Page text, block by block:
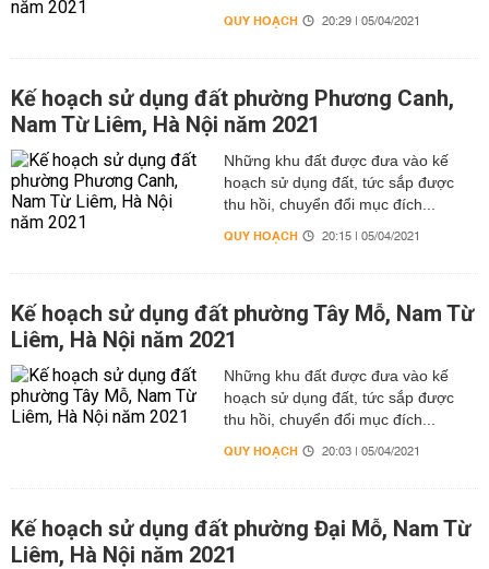
QUY HOẠCH 20:29 | 05/04/2021
Kế hoạch sử dụng đất phường Phương Canh,
Nam Từ Liêm, Hà Nội năm 2021
Những khu đất được đưa vào kế
hoạch sử dụng đất, tức sắp được
thu hồi, chuyển đổi mục đích...
QUY HOẠCH 20:15 | 05/04/2021
Kế hoạch sử dụng đất phường Tây Mỗ, Nam Từ
Liêm, Hà Nội năm 2021
Những khu đất được đưa vào kế
hoạch sử dụng đất, tức sắp được
thu hồi, chuyển đổi mục đích...
QUY HOẠCH 20:03 | 05/04/2021
Kế hoạch sử dụng đất phường Đại Mỗ, Nam Từ
Liêm, Hà Nội năm 2021